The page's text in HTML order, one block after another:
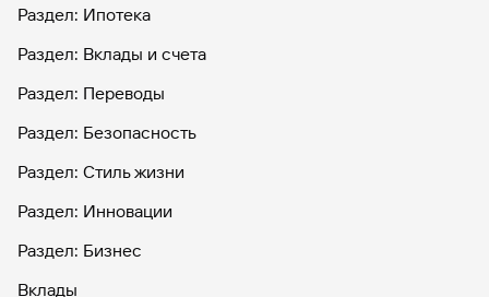
Раздел: Ипотека
Раздел: Вклады и счета
Раздел: Переводы
Раздел: Безопасность
Раздел: Стиль жизни
Раздел: Инновации
Раздел: Бизнес
Вклады